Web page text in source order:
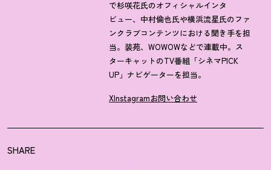
で杉咲花氏のオフィシャルインタ
ビュー、中村倫也氏や横浜流星氏のファ
ンクラブコンテンツにおける聞き手を担
当。装苑、WOWOWなどで連載中。ス
ターキャットのTV番組「シネマPICK
UP」ナビゲーターを担当。
XInstagramお問い合わせ
SHARE